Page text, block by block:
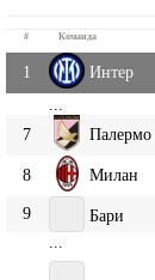
# Команда
1 Интер
7
Палермо
8 Милан
9
Бари